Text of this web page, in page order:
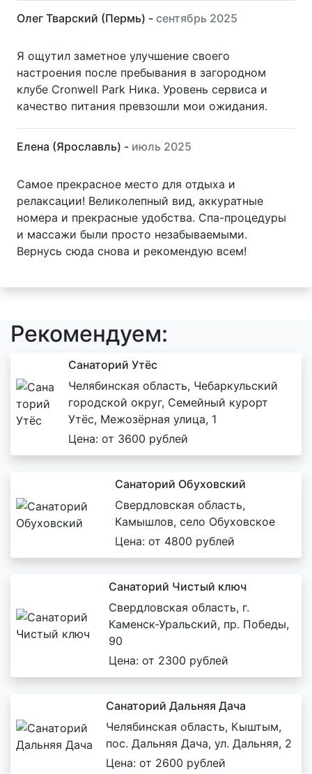
Олег Тварский (Пермь) - сентябрь 2025
Я ощутил заметное улучшение своего
настроения после пребывания в загородном
клубе Cronwell Park Ника. Уровень сервиса и
качество питания превзошли мои ожидания.
Елена (Ярославль) - июль 2025
Самое прекрасное место для отдыха и
релаксации! Великолепный вид, аккуратные
номера и прекрасные удобства. Спа-процедуры
и массажи были просто незабываемыми.
Вернусь сюда снова и рекомендую всем!
Рекомендуем:
Санаторий Утёс
Челябинская область, Чебаркульский
городской округ, Семейный курорт
Утёс, Межозёрная улица, 1
Цена: от 3600 рублей
Санаторий Обуховский
Свердловская область,
Камышлов, село Обуховское
Цена: от 4800 рублей
Санаторий Чистый ключ
Свердловская область, г.
Каменск-Уральский, пр. Победы,
90
Цена: от 2300 рублей
Санаторий Дальняя Дача
Челябинская область, Кыштым,
пос. Дальняя Дача, ул. Дальняя, 2
Цена: от 2600 рублей